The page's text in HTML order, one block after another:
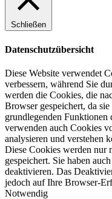
Schließen
Datenschutzübersicht
Diese Website verwendet
verbessern, während Sie
werden die Cookies, die
Browser gespeichert, da
grundlegenden Funktionen
verwenden auch Cookies
analysieren und verstehen
Diese Cookies werden nur
gespeichert. Sie haben
deaktivieren. Das
jedoch auf Ihre Browser-
Notwendig